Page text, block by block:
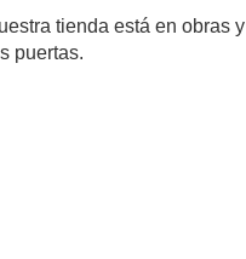
tienda está en obras y
puertas.